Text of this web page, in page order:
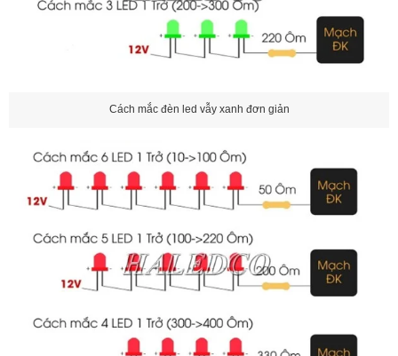
Cách mắc đèn led vẫy xanh đơn giản